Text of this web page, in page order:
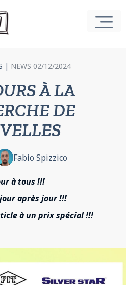
| NEWS 02/12/2024
À LA
DE
Fabio Spizzico
à tous !!!
après jour !!!
à un prix spécial !!!